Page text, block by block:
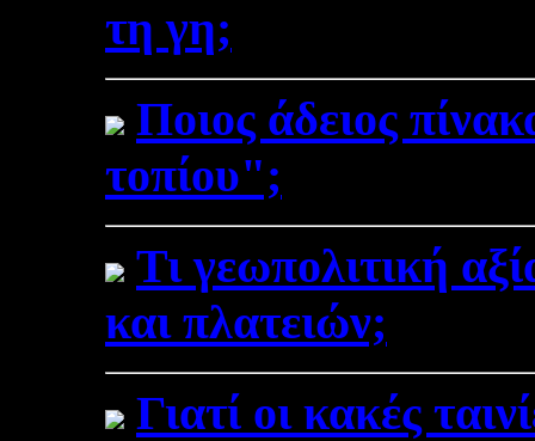
τη γη;
Ποιος άδειος
τοπίου";
Τι γεωπολιτική
και πλατειών;
Γιατί οι κακές